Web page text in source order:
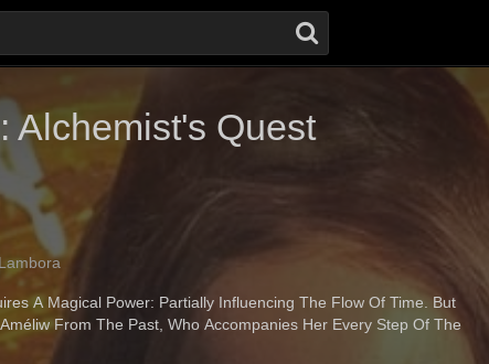
Alchemist's Quest
A Magical Power: Partially Influencing The Flow Of Time. But
From The Past, Who Accompanies Her Every Step Of The